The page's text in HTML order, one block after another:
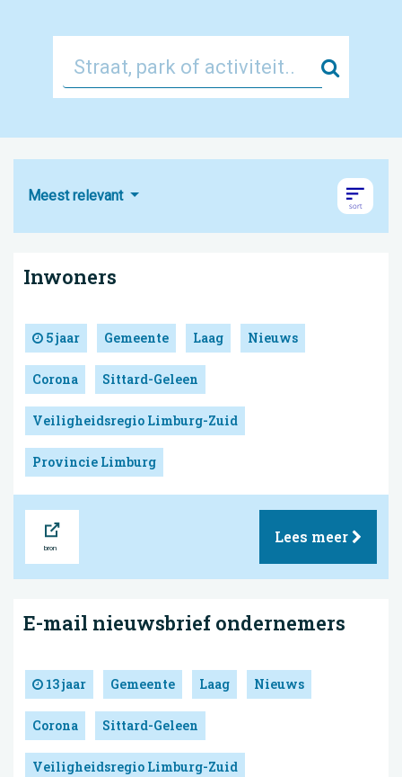
Zoek
Meest relevant
Inwoners
5 jaar Gemeente Laag Nieuws
Corona Sittard-Geleen
Veiligheidsregio Limburg-Zuid
Provincie Limburg
Lees meer
E-mail nieuwsbrief ondernemers
13 jaar Gemeente Laag Nieuws
Corona Sittard-Geleen
Veiligheidsregio Limburg-Zuid